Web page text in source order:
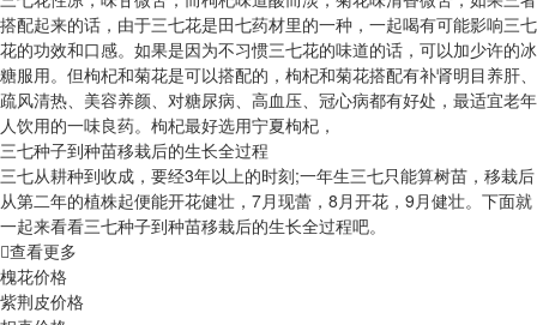
搭配起来的话，由于三七花是田七药材里的一种，一起喝有可能影响三七
花的功效和口感。如果是因为不习惯三七花的味道的话，可以加少许的冰
糖服用。但枸杞和菊花是可以搭配的，枸杞和菊花搭配有补肾明目养肝、
疏风清热、美容养颜、对糖尿病、高血压、冠心病都有好处，最适宜老年
人饮用的一味良药。枸杞最好选用宁夏枸杞，
三七种子到种苗移栽后的生长全过程
三七从耕种到收成，要经3年以上的时刻;一年生三七只能算树苗，移栽后
从第二年的植株起便能开花健壮，7月现蕾，8月开花，9月健壮。下面就
一起来看看三七种子到种苗移栽后的生长全过程吧。
查看更多
槐花价格
紫荆皮价格